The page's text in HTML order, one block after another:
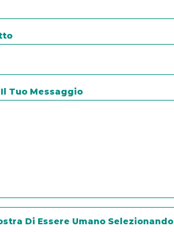
Tuo Messaggio
Di Essere Umano Selezionando